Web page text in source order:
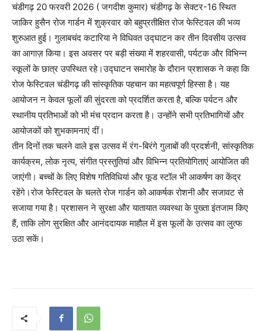
चंडीगढ़ 20 फरवरी 2026 ( जगदीश कुमार) चंडीगढ़ के सेक्टर-16 स्थित
जाकिर हुसैन रोज गार्डन में शुक्रवार को बहुप्रतीक्षित रोज फेस्टिवल की भव्य
शुरुआत हुई। गुलाबचंद कटारिया ने विधिवत उद्घाटन कर तीन दिवसीय उत्सव
का आगाज़ किया। इस अवसर पर बड़ी संख्या में शहरवासी, पर्यटक और विभिन्न
स्कूलों के छात्र उपस्थित रहे।उद्घाटन समारोह के दौरान प्रशासक ने कहा कि
रोज फेस्टिवल चंडीगढ़ की सांस्कृतिक पहचान का महत्वपूर्ण हिस्सा है। यह
आयोजन न केवल फूलों की सुंदरता को प्रदर्शित करता है, बल्कि पर्यटन और
स्थानीय प्रतिभाओं को भी मंच प्रदान करता है। उन्होंने सभी प्रतिभागियों और
आयोजकों को शुभकामनाएं दीं।
तीन दिनों तक चलने वाले इस उत्सव में रंग-बिरंगे गुलाबों की प्रदर्शनी, सांस्कृतिक
कार्यक्रम, लोक नृत्य, संगीत प्रस्तुतियां और विभिन्न प्रतियोगिताएं आयोजित की
जाएंगी। बच्चों के लिए विशेष गतिविधियां और फूड स्टॉल भी आकर्षण का केंद्र
रहेंगे।रोज फेस्टिवल के चलते रोज गार्डन को आकर्षक रोशनी और सजावट से
सजाया गया है। प्रशासन ने सुरक्षा और यातायात व्यवस्था के पुख्ता इंतजाम किए
हैं, ताकि लोग सुरक्षित और आनंददायक माहौल में इस फूलों के उत्सव का लुत्फ
उठा सकें।